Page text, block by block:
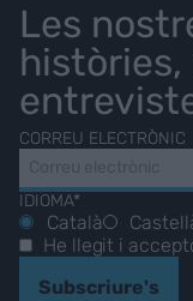
Les
CORREU ELECTRÒNIC
IDIOMA*
Català
He llegit i
Subscriure's